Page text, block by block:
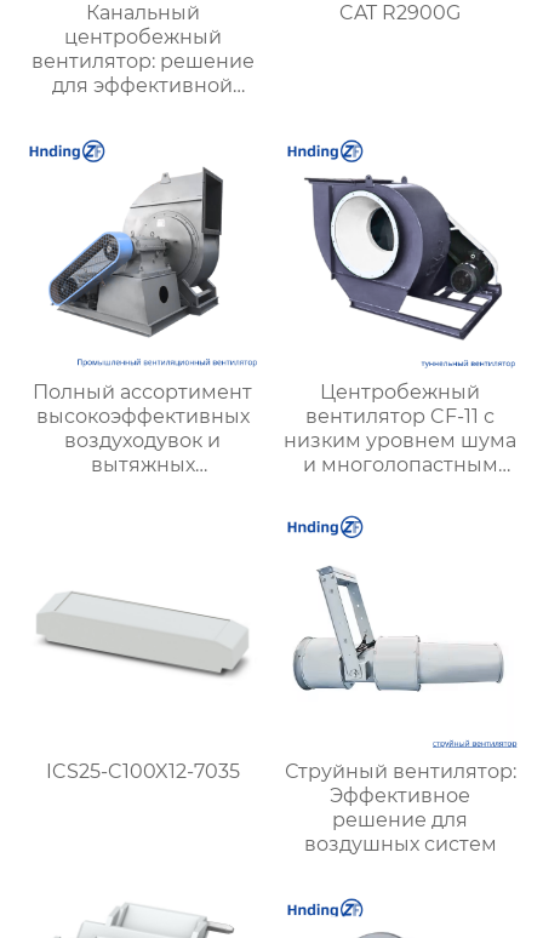
Канальный
центробежный
вентилятор: решение
для эффективной
CAT R2900G
Полный ассортимент
высокоэффективных
воздуходувок и
вытяжных
электростанциях и в
шахтах, включает 12
моделей
Центробежный
вентилятор CF-11 с
низким уровнем шума
и многолопастным
эффективное
решение для
вентиляции и
вытяжки на кухне
ICS25-C100X12-7035
Струйный вентилятор:
Эффективное
решение для
воздушных систем